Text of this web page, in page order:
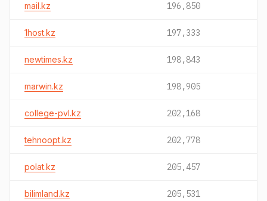
mail.kz 196,850
1host.kz 197,333
newtimes.kz 198,843
marwin.kz 198,905
college-pvl.kz 202,168
tehnoopt.kz 202,778
polat.kz 205,457
bilimland.kz 205,531